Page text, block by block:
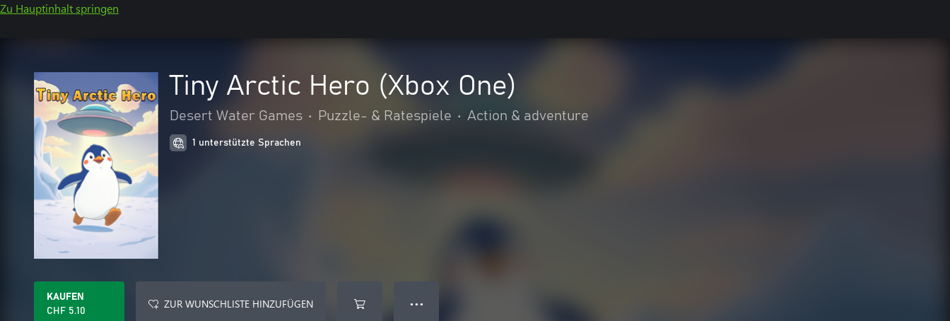
Zu Hauptinhalt springen
Tiny Arctic Hero (Xbox One)
Desert Water Games • Puzzle- & Ratespiele • Action & adventure
1 unterstützte Sprachen
KAUFEN
CHF 5.10
ZUR WUNSCHLISTE HINZUFÜGEN ● ● ●